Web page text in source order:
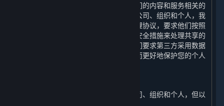
确要求其仅将共享的个人信息用于与我们的内容和服务相关的
用途。对我们主动与之共享个人信息的公司、组织和个人，我
们会与其签署严格的保密和个人信息处理协议，要求他们按照
相关协议、本政策以采取相关的保密和安全措施来处理共享的
个人信息。在个人敏感信息使用上，我们要求第三方采用数据
匿名化、去标识化或其他处理技术，从而更好地保护您的个人
我们不会将您的个人信息转让给任何公司、组织和个人，但以